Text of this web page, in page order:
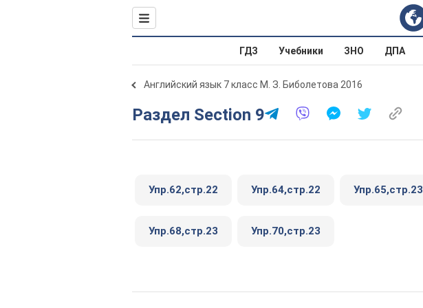
ГДЗ Учебники ЗНО ДПА
Английский язык 7 класс М. З. Биболетова 2016
Раздел Section 9
Упр.62,стр.22 Упр.64,стр.22 Упр.65,стр.23
Упр.68,стр.23 Упр.70,стр.23